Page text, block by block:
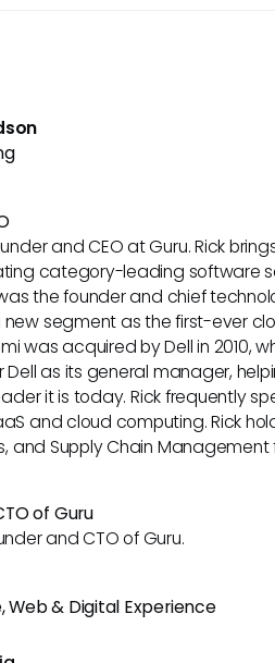
e expertise especializadas
and CEO at Guru. Rick
category-leading software
the founder and chief
segment as the first-ever
was acquired by Dell in 2010,
Dell as its general manager,
it is today. Rick frequently
and cloud computing. Rick
and Supply Chain Management
of Guru
and CTO of Guru.
Web & Digital Experience